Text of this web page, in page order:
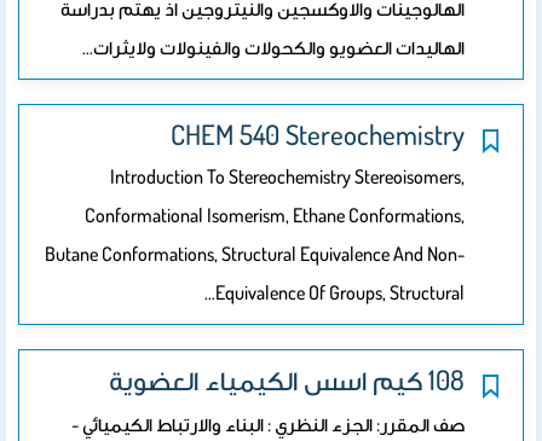
الهالوجينات والاوكسجين والنيتروجين اذ يهتم بدراسة
الهاليدات العضويو والكحولات والفينولات ولايثرات…
CHEM 540 Stereochemistry
Introduction To Stereochemistry Stereoisomers,
Conformational Isomerism, Ethane Conformations,
Butane Conformations, Structural Equivalence And Non-
Equivalence Of Groups, Structural…
108 كيم اسس الكيمياء العضوية
صف المقرر: الجزء النظري : البناء والارتباط الكيميائي -